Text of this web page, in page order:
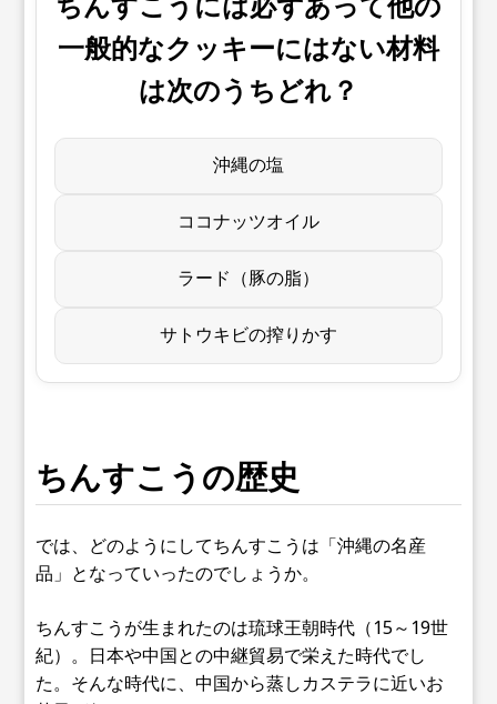
一般的なクッキーにはない材料
は次のうちどれ？
沖縄の塩
ココナッツオイル
ラード（豚の脂）
サトウキビの搾りかす
ちんすこうの歴史
では、どのようにしてちんすこうは「沖縄の名産
品」となっていったのでしょうか。
ちんすこうが生まれたのは琉球王朝時代（15～19世
紀）。日本や中国との中継貿易で栄えた時代でし
た。そんな時代に、中国から蒸しカステラに近いお